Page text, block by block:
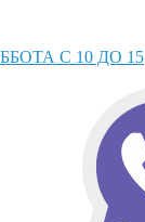
С 10 ДО 15